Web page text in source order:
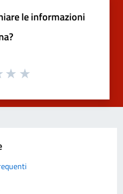
le informazioni